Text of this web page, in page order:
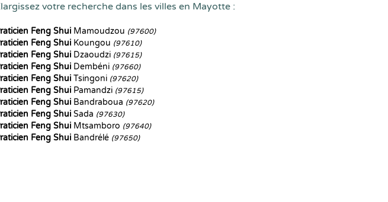
votre recherche dans les villes en Mayotte :
Feng Shui Mamoudzou (97600)
Feng Shui Koungou (97610)
Feng Shui Dzaoudzi (97615)
Feng Shui Dembéni (97660)
Feng Shui Tsingoni (97620)
Feng Shui Pamandzi (97615)
Feng Shui Bandraboua (97620)
Feng Shui Sada (97630)
Feng Shui Mtsamboro (97640)
Feng Shui Bandrélé (97650)